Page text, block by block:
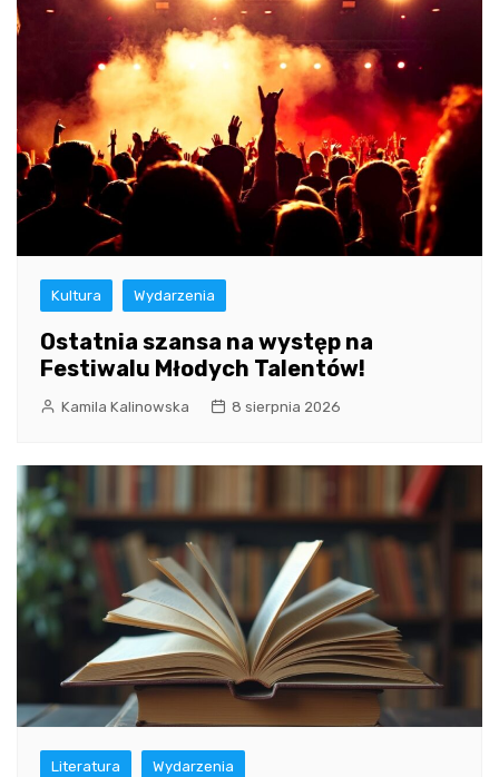
Kultura Wydarzenia
Ostatnia szansa na występ na
Festiwalu Młodych Talentów!
Kamila Kalinowska 8 sierpnia 2026
Literatura Wydarzenia